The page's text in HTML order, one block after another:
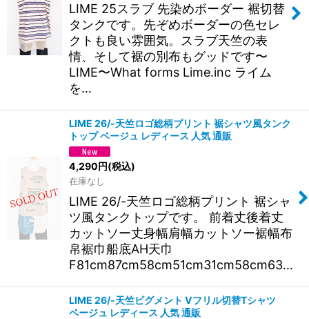
LIME 25スラブ 先染めボーダー 裾切替
タンクです。先ぞめボーダーの色セレ
クトも良い雰囲気。スラブ天竺の表
情、そして裾の別布もグッドです〜
LIME〜What forms Lime.inc ライム
を…
LIME 26/-天竺ロゴ総柄プリント 裾シャツ風タンク
トップ ベージュ レディース 人気 通販
4,290円(税込)
在庫なし
LIME 26/-天竺ロゴ総柄プリント 裾シャ
ツ風タンクトップです。 前着丈後着丈
カットソー丈身幅肩幅カットソー裾幅布
帛裾巾船底AH天巾
F81cm87cm58cm51cm31cm58cm63…
LIME 26/-天竺ピグメント Vフリル切替Tシャツ
ベージュ レディース 人気 通販